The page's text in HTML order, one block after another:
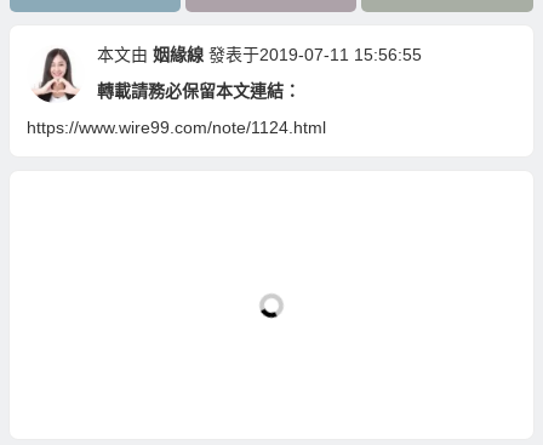
本文由 姻緣線 發表于2019-07-11 15:56:55
轉載請務必保留本文連結：
https://www.wire99.com/note/1124.html